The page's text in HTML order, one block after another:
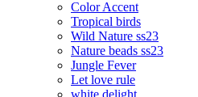
Color Accent
Tropical birds
Wild Nature ss23
Nature beads ss23
Jungle Fever
Let love rule
white delight